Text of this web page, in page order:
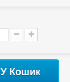
У Кошик